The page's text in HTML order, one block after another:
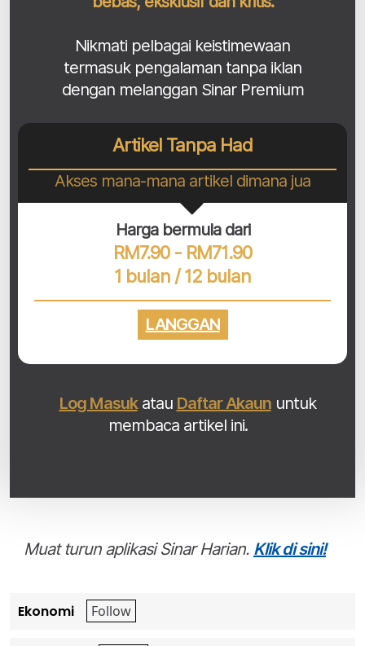
Nikmati pelbagai keistimewaan
termasuk pengalaman tanpa iklan
dengan melanggan Sinar Premium
Artikel Tanpa Had
Akses mana-mana artikel dimana jua
Harga bermula dari
RM7.90 - RM71.90
1 bulan / 12 bulan
LANGGAN
Log Masukatau Daftar Akaununtuk
membaca artikel ini.
Muat turun aplikasi Sinar Harian. Klik di sini!
Ekonomi